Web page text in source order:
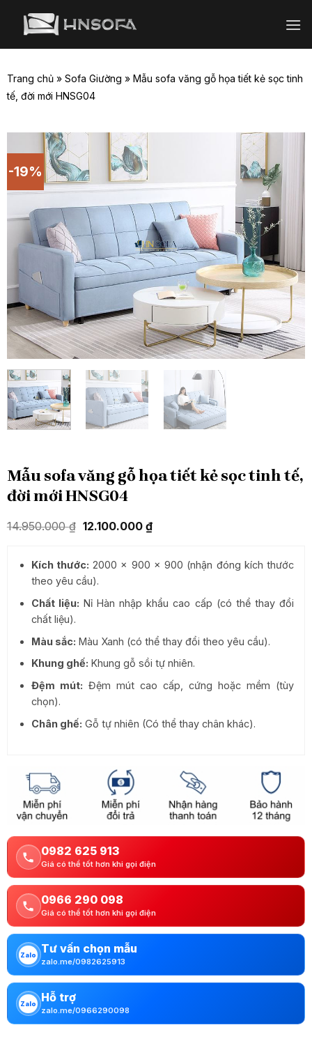
Trang chủ» Sofa Giường » Mẫu sofa văng gỗ họa tiết kẻ sọc tinh
tế, đời mới HNSG04
-19%
Mẫu sofa văng gỗ họa tiết kẻ sọc tinh tế,
đời mới HNSG04
14.950.000₫ Giá
14.950.000 ₫.
12.100.000 ₫Giá
hiện
12.100.000 ₫.
Kích thước: 2000 x 900 x 900 (nhận đóng kích thước
theo yêu cầu).
Chất liệu: Nỉ Hàn nhập khẩu cao cấp (có thể thay đổi
chất liệu).
Màu sắc: Màu Xanh (có thể thay đổi theo yêu cầu).
Khung ghế: Khung gỗ sồi tự nhiên.
Đệm mút: Đệm mút cao cấp, cứng hoặc mềm (tùy
chọn).
Chân ghế: Gỗ tự nhiên (Có thể thay chân khác).
0982 625 913
Giá có thể tốt hơn khi gọi điện
0966 290 098
Giá có thể tốt hơn khi gọi điện
Zalo Tư vấn chọn mẫu
zalo.me/0982625913
Zalo Hỗ trợ
zalo.me/0966290098